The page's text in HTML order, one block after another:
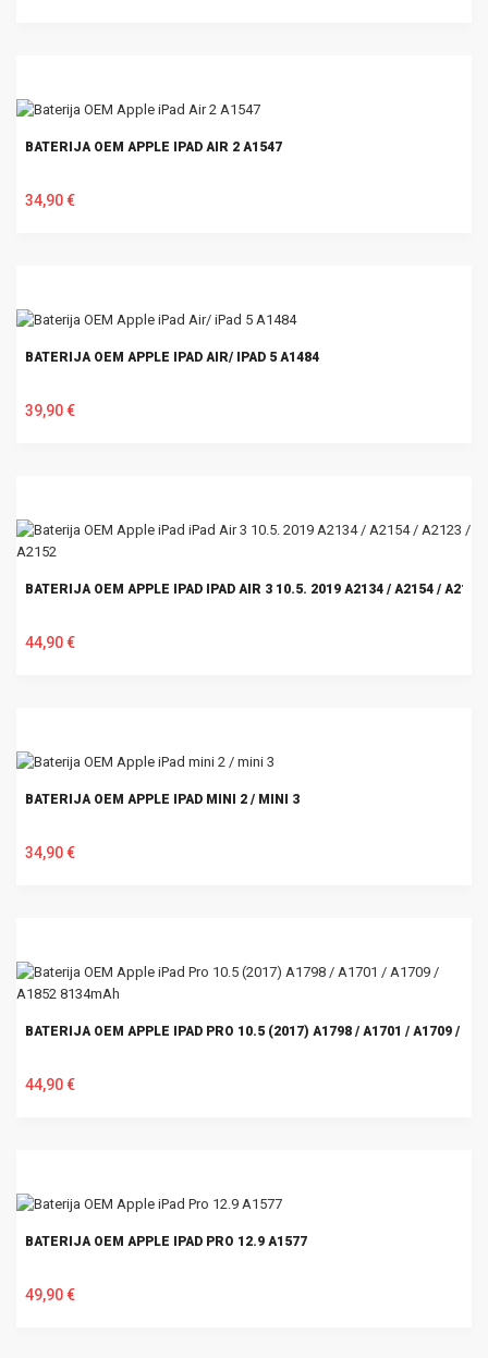
BATERIJA OEM APPLE IPAD AIR 2 A1547
34,90 €
BATERIJA OEM APPLE IPAD AIR/ IPAD 5 A1484
39,90 €
BATERIJA OEM APPLE IPAD IPAD AIR 3 10.5. 2019 A2134 / A2154 / A2123
44,90 €
BATERIJA OEM APPLE IPAD MINI 2 / MINI 3
34,90 €
BATERIJA OEM APPLE IPAD PRO 10.5 (2017) A1798 / A1701 / A1709 /
44,90 €
BATERIJA OEM APPLE IPAD PRO 12.9 A1577
49,90 €